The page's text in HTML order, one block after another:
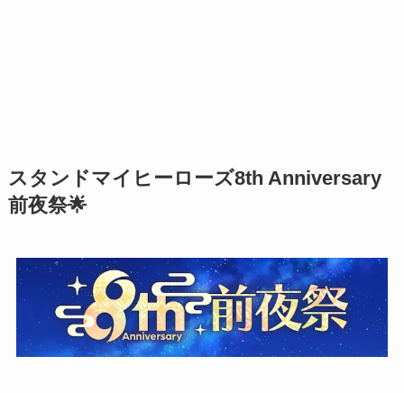
スタンドマイヒーローズ8th Anniversary
前夜祭🌟